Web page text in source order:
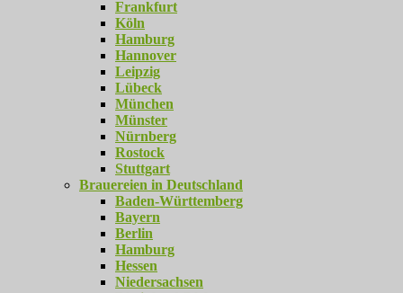
Frankfurt
Köln
Hamburg
Hannover
Leipzig
Lübeck
München
Münster
Nürnberg
Rostock
Stuttgart
Brauereien in Deutschland
Baden-Württemberg
Bayern
Berlin
Hamburg
Hessen
Niedersachsen